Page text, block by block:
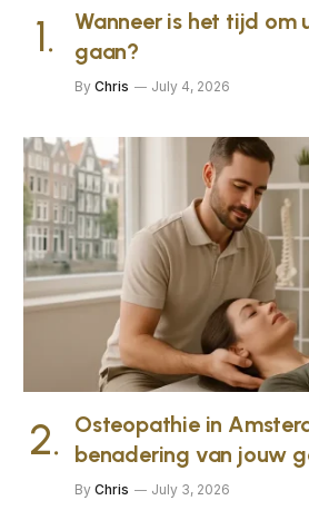
Wanneer is het tijd om
gaan?
By Chris July 4, 2026
Osteopathie in
benadering van jouw
By Chris July 3, 2026